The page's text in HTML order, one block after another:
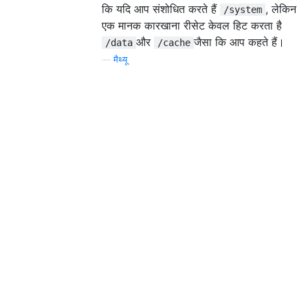
कि यदि आप संशोधित करते हैं
/system , लेकिन
एक मानक कारखाना रीसेट केवल हिट करता है
/data और /cache जैसा कि आप कहते हैं।
—मैथ्यू